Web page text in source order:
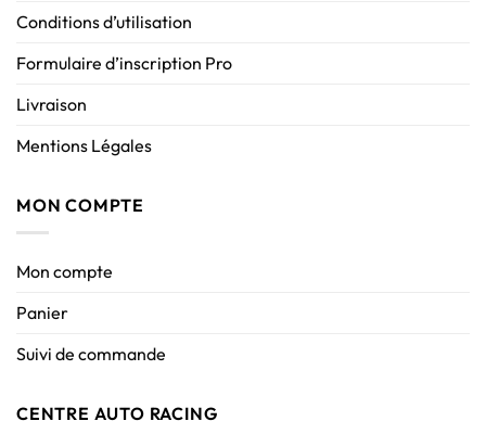
Conditions d’utilisation
Formulaire d’inscription Pro
Livraison
Mentions Légales
MON COMPTE
Mon compte
Panier
Suivi de commande
CENTRE AUTO RACING